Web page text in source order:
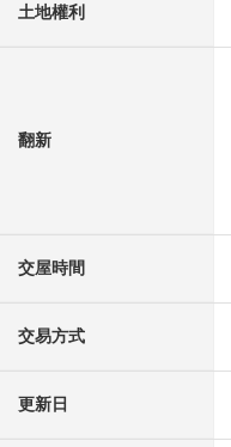
土地權利
翻新
交屋時間
交易方式
更新日